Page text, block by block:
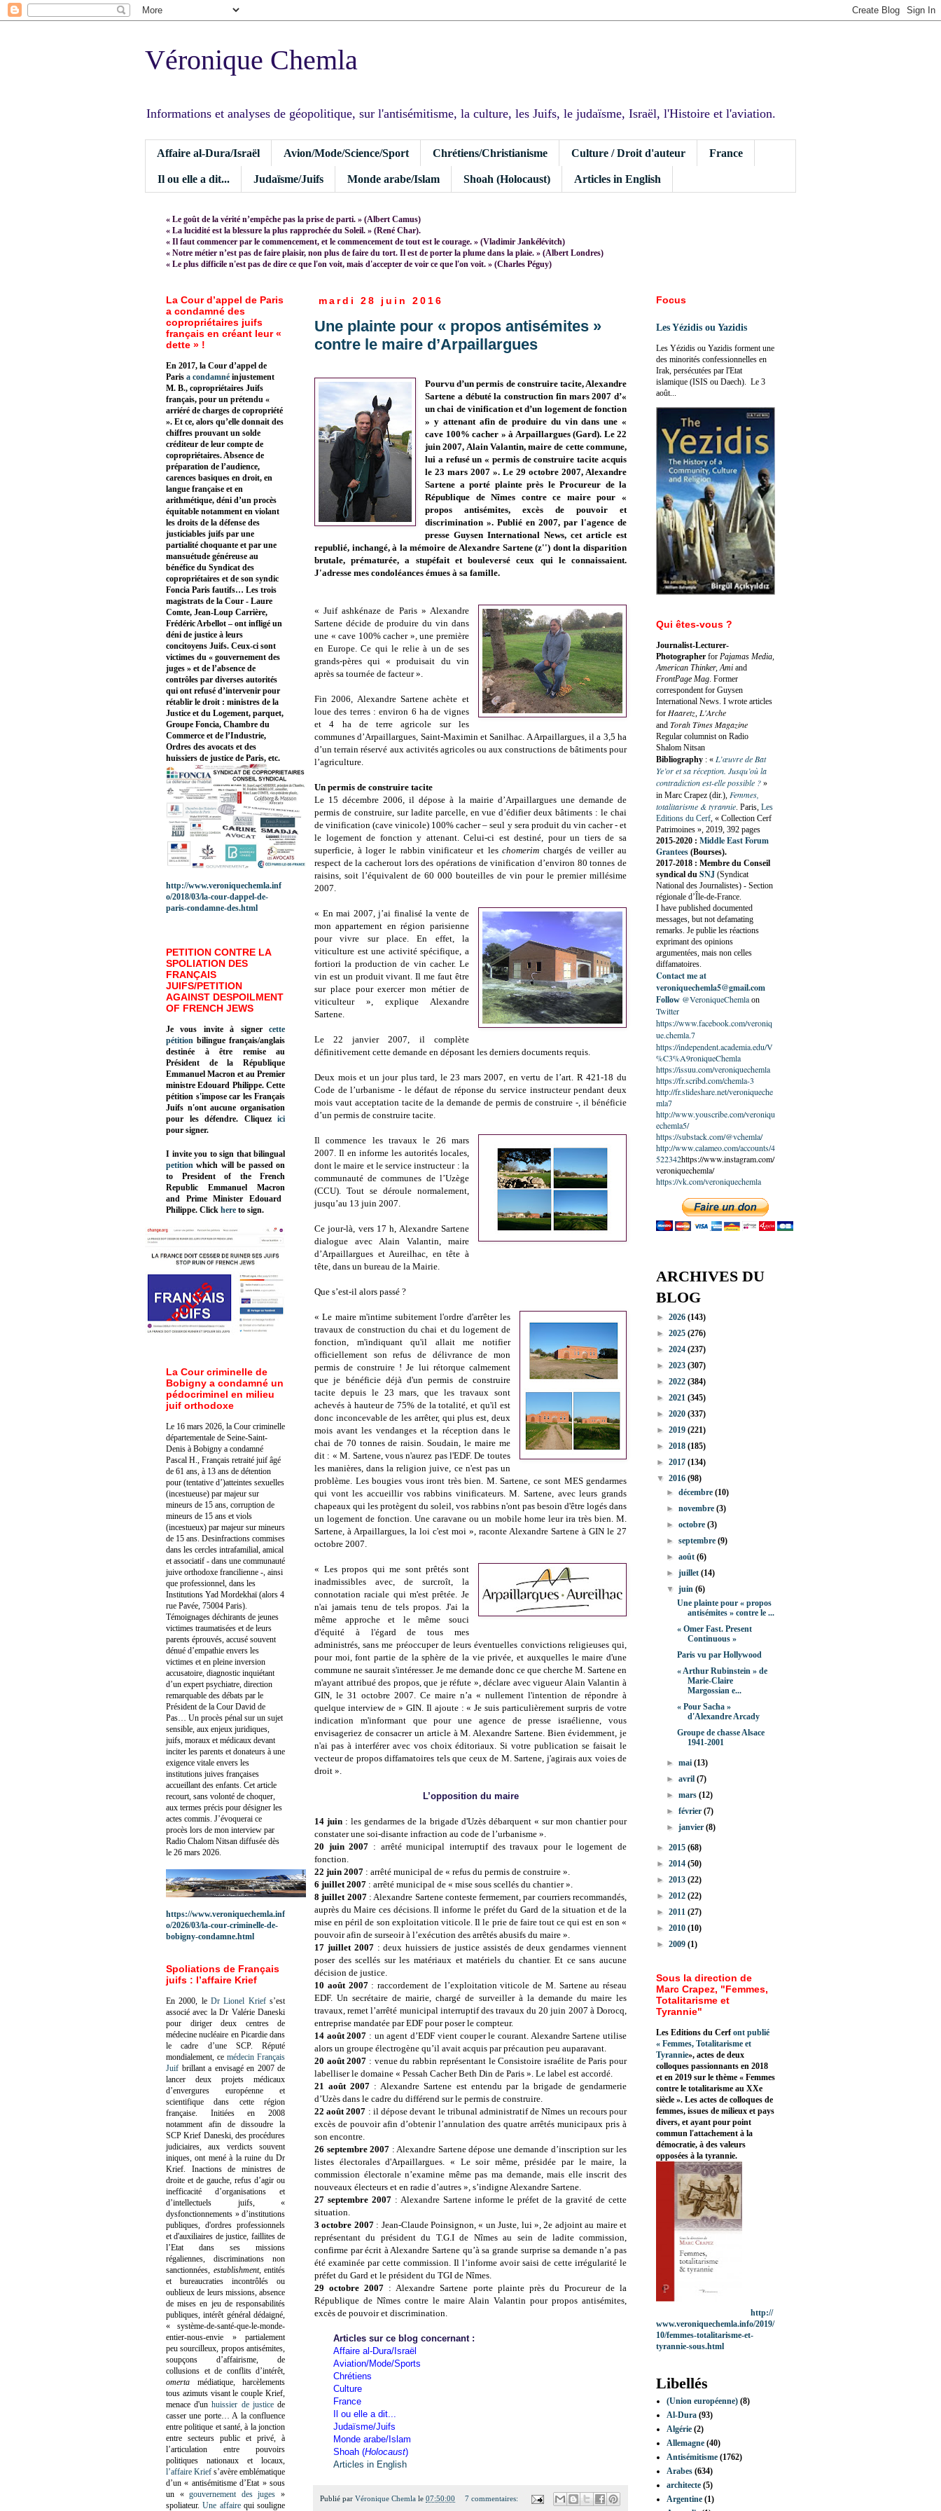
Véronique Chemla
Informations et analyses de géopolitique, sur l'antisémitisme, la culture, les Juifs, le judaïsme, Israël, l'Histoire et l'aviation.
Affaire al-Dura/Israël Avion/Mode/Science/Sport Chrétiens/Christianisme Culture / Droit d'auteur France
Il ou elle a dit... Judaïsme/Juifs Monde arabe/Islam Shoah (Holocaust) Articles in English
« Le goût de la vérité n’empêche pas la prise de parti. » (Albert Camus)
« La lucidité est la blessure la plus rapprochée du Soleil. » (René Char).
« Il faut commencer par le commencement, et le commencement de tout est le courage. » (Vladimir Jankélévitch)
« Notre métier n’est pas de faire plaisir, non plus de faire du tort. Il est de porter la plume dans la plaie. » (Albert Londres)
« Le plus difficile n'est pas de dire ce que l'on voit, mais d'accepter de voir ce que l'on voit. » (Charles Péguy)
mardi 28 juin 2016
Une plainte pour « propos antisémites »
contre le maire d’Arpaillargues
Pourvu d’un permis de construire tacite, Alexandre
Sartene a débuté la construction fin mars 2007 d’«
un chai de vinification et d’un logement de fonction
» y attenant afin de produire du vin dans une «
cave 100% cacher » à Arpaillargues (Gard). Le 22
juin 2007, Alain Valantin, maire de cette commune,
lui a refusé un « permis de construire tacite acquis
le 23 mars 2007 ». Le 29 octobre 2007, Alexandre
Sartene a porté plainte près le Procureur de la
République de Nîmes contre ce maire pour «
propos antisémites, excès de pouvoir et
discrimination ». Publié en 2007, par l'agence de
presse Guysen International News, cet article est
republié, inchangé, à la mémoire de Alexandre Sartene (z'') dont la disparition
brutale, prématurée, a stupéfait et bouleversé ceux qui le connaissaient.
J'adresse mes condoléances émues à sa famille.
« Juif ashkénaze de Paris » Alexandre
Sartene décide de produire du vin dans
une « cave 100% cacher », une première
en Europe. Ce qui le relie à un de ses
grands-pères qui « produisait du vin
après sa tournée de facteur ».
Fin 2006, Alexandre Sartene achète et
loue des terres : environ 6 ha de vignes
et 4 ha de terre agricole sur les
communes d’Arpaillargues, Saint-Maximin et Sanilhac. A Arpaillargues, il a 3,5 ha
d’un terrain réservé aux activités agricoles ou aux constructions de bâtiments pour
l’agriculture.
Un permis de construire tacite
Le 15 décembre 2006, il dépose à la mairie d’Arpaillargues une demande de
permis de construire, sur ladite parcelle, en vue d’édifier deux bâtiments : le chai
de vinification (cave vinicole) 100% cacher – seul y sera produit du vin cacher - et
le logement de fonction y attenant. Celui-ci est destiné, pour un tiers de sa
superficie, à loger le rabbin vinificateur et leschomerimchargés de veiller au
respect de la cacherout lors des opérations de vinification d’environ 80 tonnes de
raisins, soit l’équivalent de 60 000 bouteilles de vin pour le premier millésime
2007.
« En mai 2007, j’ai finalisé la vente de
mon appartement en région parisienne
pour vivre sur place. En effet, la
viticulture est une activité spécifique, a
fortiori la production de vin cacher. Le
vin est un produit vivant. Il me faut être
sur place pour exercer mon métier de
viticulteur », explique Alexandre
Sartene.
Le 22 janvier 2007, il complète
définitivement cette demande en déposant les derniers documents requis.
Deux mois et un jour plus tard, le 23 mars 2007, en vertu de l’art. R 421-18 du
Code de l’urbanisme - le défaut de réponse du service instructeur pendant deux
mois vaut acceptation tacite de la demande de permis de construire -, il bénéficie
d’un permis de construire tacite.
Il commence les travaux le 26 mars
2007. Il en informe les autorités locales,
dont le maire et le service instructeur : la
communauté de communes de l’Uzège
(CCU). Tout se déroule normalement,
jusqu’au 13 juin 2007.
Ce jour-là, vers 17 h, Alexandre Sartene
dialogue avec Alain Valantin, maire
d’Arpaillargues et Aureilhac, en tête à
tête, dans un bureau de la Mairie.
Que s’est-il alors passé ?
« Le maire m'intime subitement l'ordre d'arrêter les
travaux de construction du chai et du logement de
fonction, m'indiquant qu'il allait me notifier
officiellement son refus de délivrance de mon
permis de construire ! Je lui rétorque calmement
que je bénéficie déjà d'un permis de construire
tacite depuis le 23 mars, que les travaux sont
achevés à hauteur de 75% de la totalité, et qu'il est
donc inconcevable de les arrêter, qui plus est, deux
mois avant les vendanges et la réception dans le
chai de 70 tonnes de raisin. Soudain, le maire me
dit : « M. Sartene, vous n'aurez pas l'EDF. De toutes
les manières, dans la religion juive, ce n'est pas un
problème. Les bougies vous iront très bien. M. Sartene, ce sont MES gendarmes
qui vont les accueillir vos rabbins vinificateurs. M. Sartene, avec leurs grands
chapeaux qui les protègent du soleil, vos rabbins n'ont pas besoin d'être logés dans
un logement de fonction. Une caravane ou un mobile home leur ira très bien. M.
Sartene, à Arpaillargues, la loi c'est moi », raconte Alexandre Sartene à GIN le 27
octobre 2007.
« Les propos qui me sont prêtés sont
inadmissibles avec, de surcroît, la
connotation raciale qui m'est prêtée. Je
n'ai jamais tenu de tels propos. J'ai la
même approche et le même souci
d'équité à l'égard de tous mes
administrés, sans me préoccuper de leurs éventuelles convictions religieuses qui,
pour moi, font partie de la sphère de la vie privée, et auxquelles le maire d'une
commune ne saurait s'intéresser. Je me demande donc ce que cherche M. Sartene en
m'ayant attribué des propos, que je réfute », déclare avec vigueur Alain Valantin à
GIN, le 31 octobre 2007. Ce maire n’a « nullement l'intention de répondre à
quelque interview de » GIN. Il ajoute : « Je suis particulièrement surpris de votre
indication m'informant que pour une agence de presse israélienne, vous
envisageriez de consacrer un article à M. Alexandre Sartene. Bien évidemment, je
n'ai pas à interférer avec vos choix éditoriaux. Si votre publication se faisait le
vecteur de propos diffamatoires tels que ceux de M. Sartene, j'agirais aux voies de
droit ».
L’opposition du maire
14 juin : les gendarmes de la brigade d'Uzès débarquent « sur mon chantier pour
constater une soi-disante infraction au code de l’urbanisme ».
20 juin 2007 : arrêté municipal interruptif des travaux pour le logement de
fonction.
22 juin 2007 : arrêté municipal de « refus du permis de construire ».
6 juillet 2007 : arrêté municipal de « mise sous scellés du chantier ».
8 juillet 2007: Alexandre Sartene conteste fermement, par courriers recommandés,
auprès du Maire ces décisions. Il informe le préfet du Gard de la situation et de la
mise en péril de son exploitation viticole. Il le prie de faire tout ce qui est en son «
pouvoir afin de surseoir à l’exécution des arrêtés abusifs du maire ».
17 juillet 2007: deux huissiers de justice assistés de deux gendarmes viennent
poser des scellés sur les matériaux et matériels du chantier. Et ce sans aucune
décision de justice.
10 août 2007: raccordement de l’exploitation viticole de M. Sartene au réseau
EDF. Un secrétaire de mairie, chargé de surveiller à la demande du maire les
travaux, remet l’arrêté municipal interruptif des travaux du 20 juin 2007 à Dorocq,
entreprise mandatée par EDF pour poser le compteur.
14 août 2007 : un agent d’EDF vient couper le courant. Alexandre Sartene utilise
alors un groupe électrogène qu’il avait acquis par précaution peu auparavant.
20 août 2007 : venue du rabbin représentant le Consistoire israélite de Paris pour
labelliser le domaine « Pessah Cacher Beth Din de Paris ». Le label est accordé.
21 août 2007 : Alexandre Sartene est entendu par la brigade de gendarmerie
d’Uzès dans le cadre du différend sur le permis de construire.
22 août 2007 : il dépose devant le tribunal administratif de Nîmes un recours pour
excès de pouvoir afin d’obtenir l’annulation des quatre arrêtés municipaux pris à
son encontre.
26 septembre 2007 : Alexandre Sartene dépose une demande d’inscription sur les
listes électorales d'Arpaillargues. « Le soir même, présidée par le maire, la
commission électorale n’examine même pas ma demande, mais elle inscrit des
nouveaux électeurs et en radie d’autres », s’indigne Alexandre Sartene.
27 septembre 2007: Alexandre Sartene informe le préfet de la gravité de cette
situation.
3 octobre 2007 : Jean-Claude Poinsignon, « un Juste, lui », 2e adjoint au maire et
représentant du président du T.G.I de Nîmes au sein de ladite commission,
confirme par écrit à Alexandre Sartene qu’à sa grande surprise sa demande n’a pas
été examinée par cette commission. Il l’informe avoir saisi de cette irrégularité le
préfet du Gard et le président du TGI de Nîmes.
29 octobre 2007 : Alexandre Sartene porte plainte près du Procureur de la
République de Nîmes contre le maire Alain Valantin pour propos antisémites,
excès de pouvoir et discrimination.
Articles sur ce blog concernant :
Affaire al-Dura/Israël
Aviation/Mode/Sports
Chrétiens
Culture
France
Il ou elle a dit...
Judaïsme/Juifs
Monde arabe/Islam
Shoah (Holocaust)
Articles in English
Publié par Véronique Chemla le 07:50:00 7 commentaires:
La Cour d’appel de Paris
a condamné des
copropriétaires juifs
français en créant leur «
dette » !
En 2017, la Cour d’appel de
Paris a condamné injustement
M. B., copropriétaires Juifs
français, pour un prétendu «
arriéré de charges de copropriété
». Et ce, alors qu’elle donnait des
chiffres prouvant un solde
créditeur de leur compte de
copropriétaires. Absence de
préparation de l’audience,
carences basiques en droit, en
langue française et en
arithmétique, déni d’un procès
équitable notamment en violant
les droits de la défense des
justiciables juifs par une
partialité choquante et par une
mansuétude généreuse au
bénéfice du Syndicat des
copropriétaires et de son syndic
Foncia Paris fautifs… Les trois
magistrats de la Cour - Laure
Comte, Jean-Loup Carrière,
Frédéric Arbellot – ont infligé un
déni de justice à leurs
concitoyens Juifs. Ceux-ci sont
victimes du « gouvernement des
juges » et de l’absence de
contrôles par diverses autorités
qui ont refusé d’intervenir pour
rétablir le droit : ministres de la
Justice et du Logement, parquet,
Groupe Foncia, Chambre du
Commerce et de l’Industrie,
Ordres des avocats et des
huissiers de justice de Paris, etc.
http://www.veroniquechemla.inf
o/2018/03/la-cour-dappel-de-
paris-condamne-des.html
PETITION CONTRE LA
SPOLIATION DES
FRANÇAIS
JUIFS/PETITION
AGAINST DESPOILMENT
OF FRENCH JEWS
Je vous invite à signer cette
pétition bilingue français/anglais
destinée à être remise au
Président de la République
Emmanuel Macron et au Premier
ministre Edouard Philippe. Cette
pétition s'impose car les Français
Juifs n'ont aucune organisation
pour les défendre. Cliquez
ici
pour signer.
I invite you to sign that bilingual
petition which will be passed on
to President of the French
Republic Emmanuel Macron
and Prime Minister Edouard
Philippe. Click here to sign.
La Cour criminelle de
Bobigny a condamné un
pédocriminel en milieu
juif orthodoxe
Le 16 mars 2026, la Cour criminelle
départementale de Seine-Saint-
Denis à Bobigny a condamné
Pascal H., Français retraité juif âgé
de 61 ans, à 13 ans de détention
pour (tentative d’)atteintes sexuelles
(incestueuse) par majeur sur
mineurs de 15 ans, corruption de
mineurs de 15 ans et viols
(incestueux) par majeur sur mineurs
de 15 ans. Desinfractions commises
dans les cercles intrafamilial, amical
et associatif - dans une communauté
juive orthodoxe francilienne -, ainsi
que professionnel, dans les
Institutions Yad Mordekhaï (alors 4
rue Pavée, 75004 Paris).
Témoignages déchirants de jeunes
victimes traumatisées et de leurs
parents éprouvés, accusé souvent
dénué d’empathie envers les
victimes et en pleine inversion
accusatoire, diagnostic inquiétant
d’un expert psychiatre, direction
remarquable des débats par le
Président de la Cour David de
Pas… Un procès pénal sur un sujet
sensible, aux enjeux juridiques,
juifs, moraux et médicaux devant
inciter les parents et donateurs à une
exigence vitale envers les
institutions juives françaises
accueillant des enfants. Cet article
recourt, sans volonté de choquer,
aux termes précis pour désigner les
actes commis. J’évoquerai ce
procès lors de mon interview par
Radio Chalom Nitsan diffusée dès
le 26 mars 2026.
https://www.veroniquechemla.inf
o/2026/03/la-cour-criminelle-de-
bobigny-condamne.html
Spoliations de Français
juifs : l’affaire Krief
En 2000, le Dr Lionel Kriefs’est
associé avec la Dr Valérie Daneski
pour diriger deux centres de
médecine nucléaire en Picardie dans
le cadre d’une SCP. Réputé
mondialement, ce médecin Français
Juif brillant a envisagé en 2007 de
lancer deux projets médicaux
d’envergures européenne et
scientifique dans cette région
française. Initiées en 2008
notamment afin de dissoudre la
SCP Krief Daneski, des procédures
judiciaires, aux verdicts souvent
iniques, ont mené à la ruine du Dr
Krief. Inactions de ministres de
droite et de gauche, refus d’agir ou
inefficacité d’organisations et
d’intellectuels juifs, «
dysfonctionnements » d’institutions
publiques, d'ordres professionnels
et d'auxiliaires de justice, faillites de
l’Etat dans ses missions
régaliennes, discriminations non
sanctionnées, establishment, entités
et bureaucraties incontrôlés ou
oublieux de leurs missions, absence
de mises en jeu de responsabilités
publiques, intérêt général dédaigné,
« système-de-santé-que-le-monde-
entier-nous-envie » partialement
peu sourcilleux, propos antisémites,
soupçons d’affairisme, de
collusions et de conflits d’intérêt,
omerta médiatique, harcèlements
tous azimuts visant le couple Krief,
menace d'unhuissier de justicede
casser une porte… A la confluence
entre politique et santé, à la jonction
entre secteurs public et privé, à
l’articulation entre pouvoirs
politiques nationaux et locaux,
l’affaire Krief s’avère emblématique
d’un « antisémitisme d’Etat » sous
un «gouvernement des juges »
spoliateur.Une affairequi souligne
Focus
Les Yézidis ou Yazidis
Les Yézidis ou Yazidis forment une
des minorités confessionnelles en
Irak, persécutées par l'Etat
islamique (ISIS ou Daech). Le 3
août...
Qui êtes-vous ?
Journalist-Lecturer-
Photographer for Pajamas Media,
American Thinker, Ami and
FrontPage Mag. Former
correspondent for Guysen
International News. I wrote articles
for Haaretz, L'Arche
and Torah Times Magazine
Regular columnist on Radio
Shalom Nitsan
Bibliography : « L’œuvre de Bat
Ye’or et sa réception. Jusqu’où la
contradiction est-elle possible ? »
in Marc Crapez (dir.), Femmes,
totalitarisme & tyrannie. Paris, Les
Editions du Cerf, « Collection Cerf
Patrimoines », 2019, 392 pages
2015-2020 : Middle East Forum
Grantees (Bourses).
2017-2018 : Membre du Conseil
syndical du SNJ (Syndicat
National des Journalistes) - Section
régionale d’Île-de-France.
I have published documented
messages, but not defamating
remarks. Je publie les réactions
exprimant des opinions
argumentées, mais non celles
diffamatoires.
Contact me at
veroniquechemla5@gmail.com
Follow @VeroniqueChemlaon
Twitter
https://www.facebook.com/veroniq
ue.chemla.7
https://independent.academia.edu/V
%C3%A9roniqueChemla
https://issuu.com/veroniquechemla
https://fr.scribd.com/chemla-3
http://fr.slideshare.net/veroniqueche
mla7
http://www.youscribe.com/veroniqu
echemla5/
https://substack.com/@vchemla/
http://www.calameo.com/accounts/4
522342https://www.instagram.com/
veroniquechemla/
https://vk.com/veroniquechemla
ARCHIVES DU
BLOG
► 2026 (143)
► 2025 (276)
► 2024 (237)
► 2023 (307)
► 2022 (384)
► 2021 (345)
► 2020 (337)
► 2019 (221)
► 2018 (185)
► 2017 (134)
▼ 2016 (98)
►décembre(10)
►novembre(3)
►octobre(3)
►septembre(9)
►août(6)
►juillet(14)
▼juin(6)
Une plainte pour « propos
antisémites » contre le ...
« Omer Fast. Present
Continuous »
Paris vu par Hollywood
« Arthur Rubinstein » de
Marie-Claire
Margossian e...
« Pour Sacha »
d'Alexandre Arcady
Groupe de chasse Alsace
1941-2001
►mai(13)
►avril(7)
►mars(12)
►février(7)
►janvier(8)
► 2015 (68)
► 2014 (50)
► 2013 (22)
► 2012 (22)
► 2011 (27)
► 2010 (10)
► 2009 (1)
Sous la direction de
Marc Crapez, "Femmes,
Totalitarisme et
Tyrannie"
Les Editions du Cerfont publié
« Femmes, Totalitarisme et
Tyrannie», actes de deux
colloques passionnants en 2018
et en 2019 sur le thème « Femmes
contre le totalitarisme au XXe
siècle ». Les actes de colloques de
femmes, issues de milieux et pays
divers, et ayant pour point
commun l'attachement à la
démocratie, à des valeurs
opposées à la tyrannie.
http://
www.veroniquechemla.info/2019/
10/femmes-totalitarisme-et-
tyrannie-sous.html
Libellés
(Union européenne) (8)
Al-Dura (93)
Algérie (2)
Allemagne (40)
Antisémitisme (1762)
Arabes (634)
architecte (5)
Argentine (1)